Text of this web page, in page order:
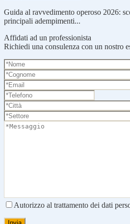
Guida al ravvedimento operoso 2026:
principali adempimenti...
Affidati ad un professionista
Richiedi una consulenza con un nostro
Autorizzo al trattamento dei dati